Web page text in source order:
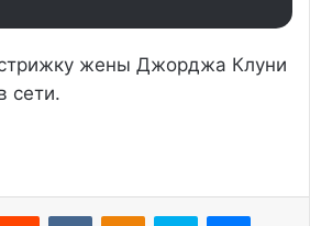
жены Джорджа Клуни
сети.